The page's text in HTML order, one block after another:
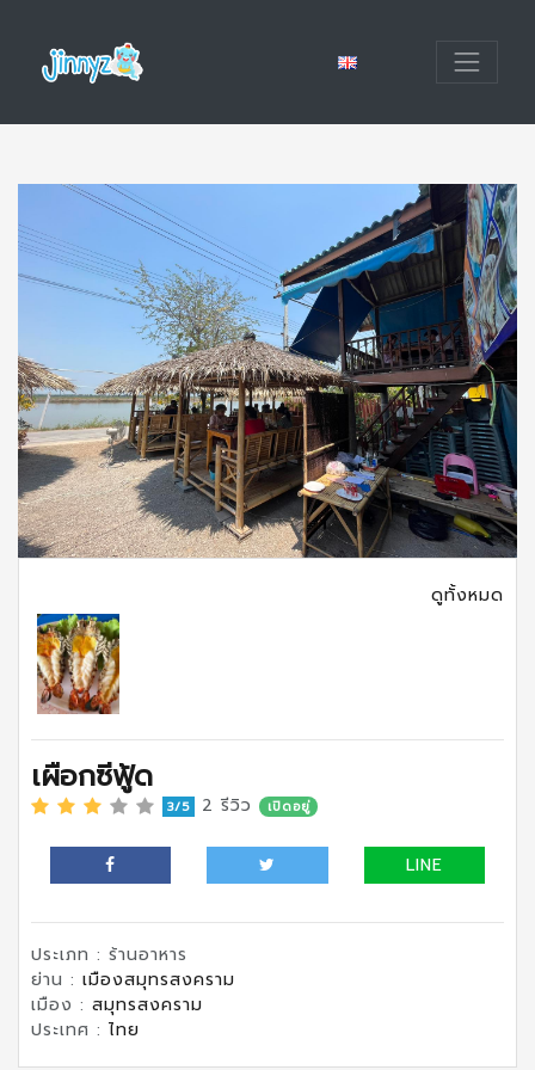
ดูทั้งหมด
เผือกซีฟู้ด
3/5 2 รีวิว เปิดอยู่
LINE
ประเภท : ร้านอาหาร
ย่าน : เมืองสมุทรสงคราม
เมือง : สมุทรสงคราม
ประเทศ : ไทย